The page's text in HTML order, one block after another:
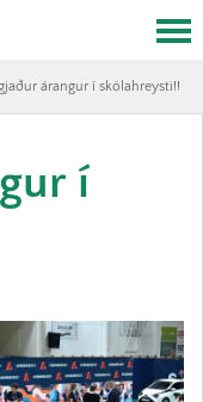
árangur í skólahreysti!!
í